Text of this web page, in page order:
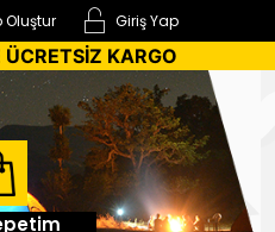
Giriş Yap
Oluştur
KARGO